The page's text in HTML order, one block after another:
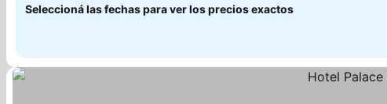
Seleccioná las fechas para ver los precios exactos